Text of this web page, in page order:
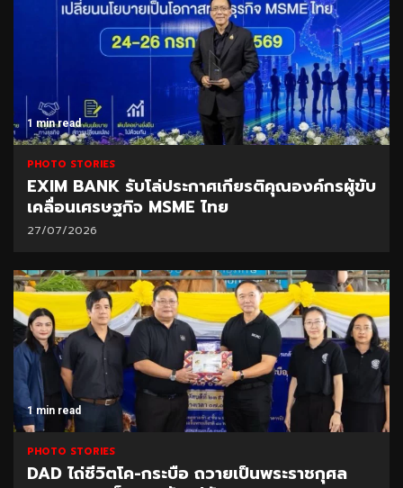
1 min read
PHOTO STORIES
EXIM BANK รับโล่ประกาศเกียรติคุณองค์กรผู้ขับ
เคลื่อนเศรษฐกิจ MSME ไทย
27/07/2026
1 min read
PHOTO STORIES
DAD ไถ่ชีวิตโค-กระบือ ถวายเป็นพระราชกุศล